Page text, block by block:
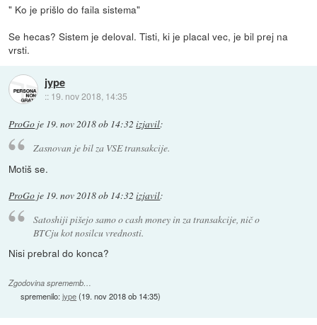
" Ko je prišlo do faila sistema"
Se hecas? Sistem je deloval. Tisti, ki je placal vec, je bil prej na
vrsti.
jype
:: 19. nov 2018, 14:35
ProGo je 19. nov 2018 ob 14:32 izjavil:
Zasnovan je bil za VSE transakcije.
Motiš se.
ProGo je 19. nov 2018 ob 14:32 izjavil:
Satoshiji pišejo samo o cash money in za transakcije, nič o
BTCju kot nosilcu vrednosti.
Nisi prebral do konca?
Zgodovina sprememb…
spremenilo:jype(19. nov 2018 ob 14:35)